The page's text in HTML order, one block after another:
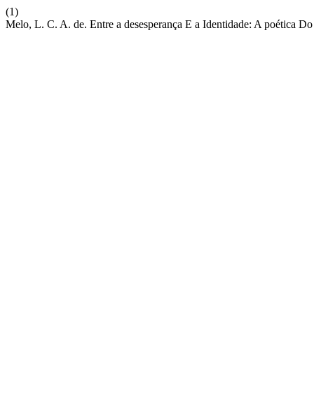
(1)
Melo, L. C. A. de. Entre a desesperança E a Identidade: A poética